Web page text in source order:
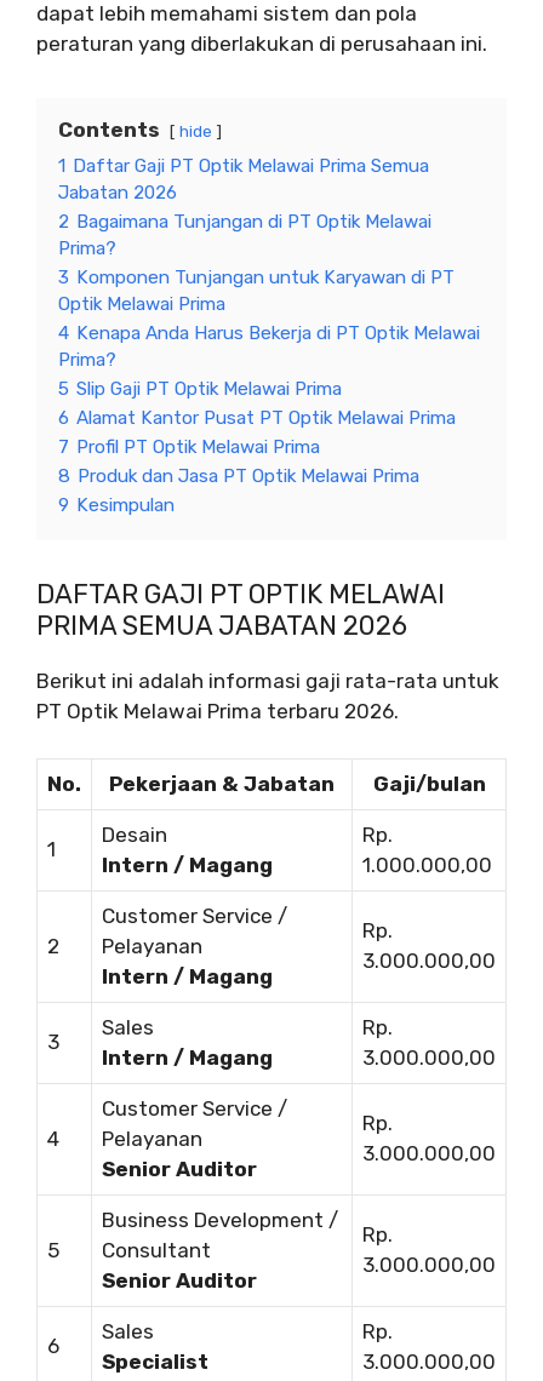
dapat lebih memahami sistem dan pola
peraturan yang diberlakukan di perusahaan ini.
Contents hide
1 Daftar Gaji PT Optik Melawai Prima Semua
Jabatan 2026
2 Bagaimana Tunjangan di PT Optik Melawai
Prima?
3 Komponen Tunjangan untuk Karyawan di PT
Optik Melawai Prima
4 Kenapa Anda Harus Bekerja di PT Optik Melawai
Prima?
5 Slip Gaji PT Optik Melawai Prima
6 Alamat Kantor Pusat PT Optik Melawai Prima
7 Profil PT Optik Melawai Prima
8 Produk dan Jasa PT Optik Melawai Prima
9 Kesimpulan
DAFTAR GAJI PT OPTIK MELAWAI
PRIMA SEMUA JABATAN 2026
Berikut ini adalah informasi gaji rata-rata untuk
PT Optik Melawai Prima terbaru 2026.
No. Pekerjaan & Jabatan Gaji/bulan
1
Desain
Intern / Magang
Rp.
1.000.000,00
2
Customer Service /
Pelayanan
Intern / Magang
Rp.
3.000.000,00
3
Sales
Intern / Magang
Rp.
3.000.000,00
4
Customer Service /
Pelayanan
Senior Auditor
Rp.
3.000.000,00
5
Business Development /
Consultant
Senior Auditor
Rp.
3.000.000,00
6
Sales
Specialist
Rp.
3.000.000,00